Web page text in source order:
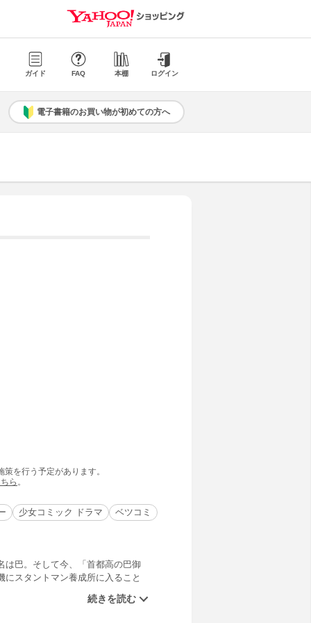
ガイド FAQ 本棚 ログイン
電子書籍のお買い物が初めての方へ
を行う予定があります。
ら 。
少女コミック ドラマ ベツコミ
は巴。そして今、「首都高の巴御
スタントマン養成所に入ること